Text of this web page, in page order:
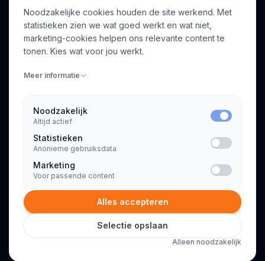
Over ons
Voor opdrachtgevers
Profiel aanmaken
INFORMATIE
Algemene voorwaarden
Privacyverklaring
© 2026 Consultant.nl. Alle rechten voorbehouden.
Noodzakelijke cookies houden de site werkend. Met
statistieken zien we wat goed werkt en wat niet,
marketing-cookies helpen ons relevante content te
tonen. Kies wat voor jou werkt.
Meer informatie
Noodzakelijk
Altijd actief
Statistieken
Anonieme gebruiksdata
Marketing
Voor passende content
Alles accepteren
Selectie opslaan
Alleen noodzakelijk